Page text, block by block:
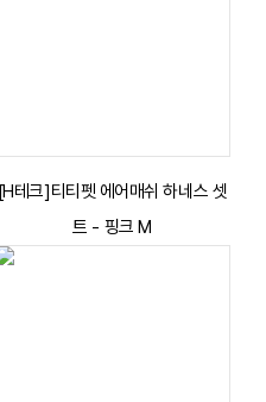
[H테크]티티펫 에어매쉬 하네스 셋
트 - 핑크 M